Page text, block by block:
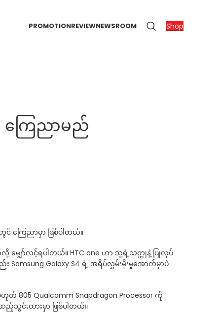
PROMOTIONREVIEWNEWSROOM Shop
ကြေညာမည်
င် ကြေညာမှာ ဖြစ်ပါတယ်။
မျှော်လင့်ရပါတယ်။ HTC one ဟာ သူ့ရဲ့သတ္တုနဲ့ ပြုလုပ်
Samsung Galaxy S4 ရဲ့ အရိပ်လွှမ်းမိုးမှုအောက်မှာပဲ
Qualcomm Snapdragon Processor ကို
ည့်သွင်းထားမှာ ဖြစ်ပါတယ်။